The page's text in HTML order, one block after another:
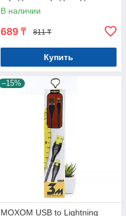
для iPhone X Арт.6040
В наличии
689 ₸ 811 ₸
Купить
–15%
MOXOM USB to Lightning